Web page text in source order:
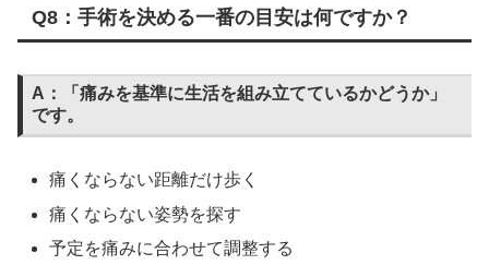
Q8：手術を決める一番の目安は何ですか？
A：「痛みを基準に生活を組み立てているかどうか」
です。
痛くならない距離だけ歩く
痛くならない姿勢を探す
予定を痛みに合わせて調整する